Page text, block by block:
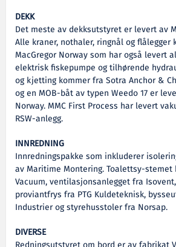
DEKK
Det meste av dekksutstyret er levert av
Alle kraner, nothaler, ringnål og flålegger
MacGregor Norway som har også levert
elektrisk fiskepumpe og tilhørende
og kjetting kommer fra Sotra Anchor &
og en MOB-båt av typen Weedo 17 er
Norway. MMC First Process har levert
RSW-anlegg.
INNREDNING
Innredningspakke som inkluderer
av Maritime Montering. Toalettsy-stemet
Vacuum, ventilasjonsanlegget fra
proviantfrys fra PTG Kuldeteknisk,
Industrier og styrehusstoler fra Norsap.
DIVERSE